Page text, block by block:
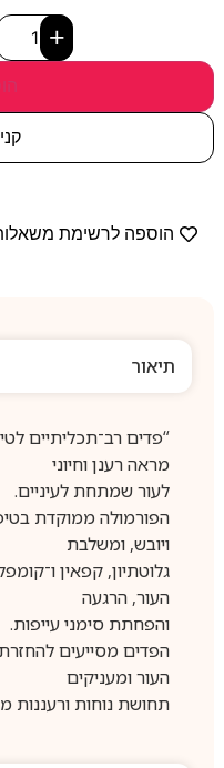
+
הוספה לרשימת
תיאור
“פדים רב־תכליתיים
מראה רענן וחיוני
לעור שמתחת לעיניים.
הפורמולה ממוקדת
ויובש, ומשלבת
גלוטתיון, קפאין
העור, הרגעה
והפחתת סימני עייפות.
הפדים מסייעים
העור ומעניקים
תחושת נוחות ורעננות